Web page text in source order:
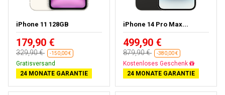
iPhone 11 128GB
179,90 €
329,90 € -150,00 €
Gratisversand
24 MONATE GARANTIE
iPhone 14 Pro Max...
499,90 €
879,90 € -380,00 €
Gratisversand
24 MONATE GARANTIE